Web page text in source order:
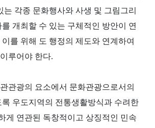
는 각종 문화행사와 사생 및 그림그리
개최할 수 있는 구체적인 방안이 연
를 위해 도 행정의 제도와 연계하여
루어야 한다.
관광의 요소에서 문화관광으로서의
우도지역의 전통생활방식과 수려한
게 연관된 독창적이고 상징적인 민속